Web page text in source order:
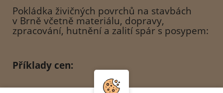
Pokládka živičných povrchů na stavbách
v Brně včetně materiálu, dopravy,
zpracování, hutnění a zalití spár s posypem:
Příklady cen: